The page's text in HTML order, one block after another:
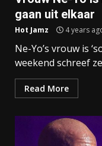
gaan uit elkaar
Hot Jamz 4 years
Ne-Yo’s vrouw is
weekend schreef
Read More